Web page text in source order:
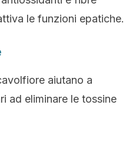
le funzioni epatiche.
aiutano a
ad eliminare le tossine